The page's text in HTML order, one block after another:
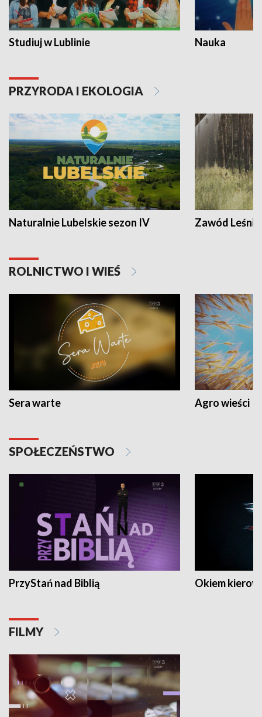
Studiuj w Lublinie Nauka
PRZYRODA I EKOLOGIA
Naturalnie Lubelskie sezon IV Zawód Leśnik
ROLNICTWO I WIEŚ
Sera warte Agro wieści
SPOŁECZEŃSTWO
PrzyStań nad Biblią Okiem
FILMY